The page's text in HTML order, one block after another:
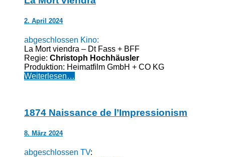
2. April 2024
abgeschlossen Kino:
La Mort viendra – Dt Fass + BFF
Regie: Christoph Hochhäusler
Produktion: Heimatfilm GmbH + CO KG
Weiterlesen…
1874 Naissance de l’Impressionism
8. März 2024
abgeschlossen TV: